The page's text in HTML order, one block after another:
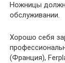
Ножницы
обслуживании.
Хорошо себя
(Франция),